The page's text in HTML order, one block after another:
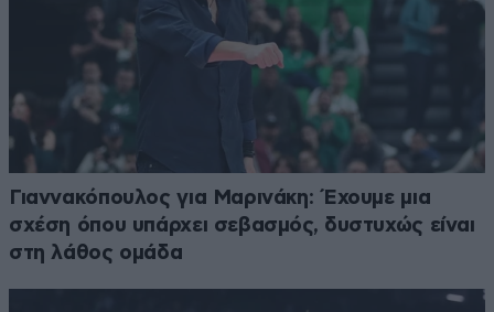
Γιαννακόπουλος για Μαρινάκη: Έχουμε μια
σχέση όπου υπάρχει σεβασμός, δυστυχώς είναι
στη λάθος ομάδα